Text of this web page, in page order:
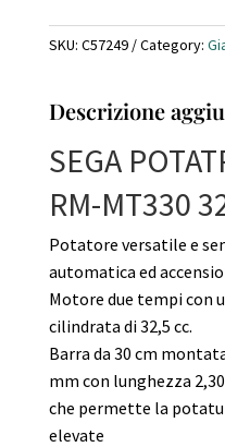
SKY
32.5CC
30
JT-
GZ325
quantity
SKU: C57249 Category:
Descrizione
SEGA
RM-MT330
Potatore versatile e
automatica ed
Motore due tempi con
cilindrata di 32,5 cc.
Barra da 30 cm
mm con lunghezza
che permette la
elevate